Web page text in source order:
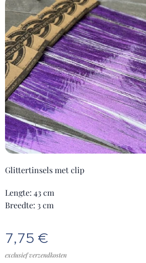
Glittertinsels met clip
Lengte: 43 cm
Breedte: 3 cm
7,75 €
exclusief verzendkosten